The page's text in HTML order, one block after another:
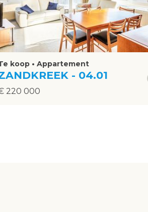
koop • Appartement
- 04.01
220 000